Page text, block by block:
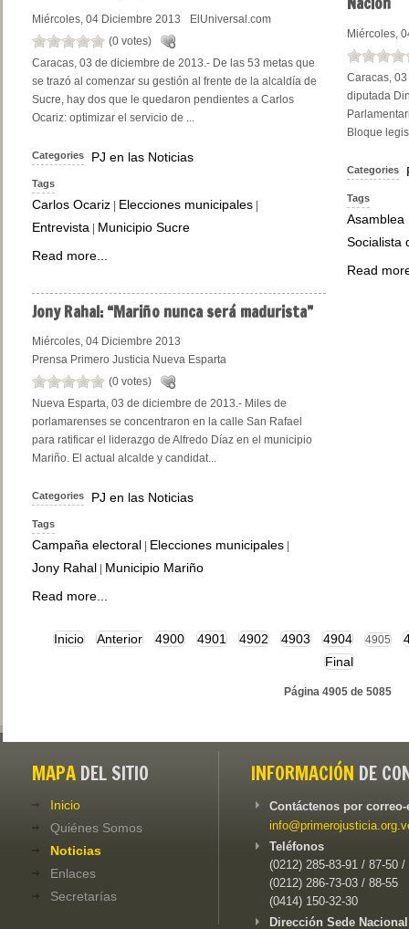
Miércoles, 04 Diciembre 2013
ElUniversal.com
(0 votes)
Caracas, 03 de diciembre de 2013.- De las 53 metas que
se trazó al comenzar su gestión al frente de la alcaldía de
Sucre, hay dos que le quedaron pendientes a Carlos
Ocariz: optimizar el servicio de ...
Categories PJ en las Noticias
Tags
Carlos Ocariz | Elecciones municipales |
Entrevista | Municipio Sucre
Read more...
Miércoles,
Caracas,
diputada
Bloque
Categories
Tags
Asamblea
Socialista
Read
JonyRahal: “Mariño nunca será madurista”
Miércoles, 04 Diciembre 2013
Prensa Primero Justicia Nueva Esparta
(0 votes)
Nueva Esparta, 03 de diciembre de 2013.- Miles de
porlamarenses se concentraron en la calle San Rafael
para ratificar el liderazgo de Alfredo Díaz en el municipio
Mariño. El actual alcalde y candidat...
Categories PJ en las Noticias
Tags
Campaña electoral Elecciones municipales
Jony Rahal
Municipio Mariño
Read more...
Inicio Anterior 4900 4901 4902 4903 4904 4905
Final
Página 4905 de 5085
MAPA DEL SITIO
Inicio
Quiénes Somos
Noticias
Enlaces
Secretarías
INFORMACIÓN DE
Contáctenos por
Teléfonos
(0212) 285-83-91 / 87-50 /
(0212) 286-73-03 / 88-55
(0414) 150-32-30
Dirección Sede